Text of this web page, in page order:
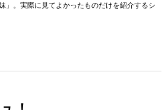
」。実際に見てよかったものだけを紹介するシ